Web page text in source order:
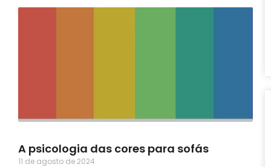
A psicologia das cores para sofás
11 de agosto de 2024